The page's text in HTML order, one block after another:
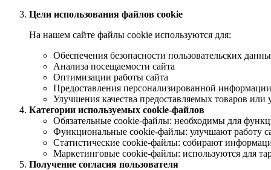
Цели использования файлов cookie
На нашем сайте файлы cookie используются для:
Обеспечения безопасности пользовательских
Анализа посещаемости сайта
Оптимизации работы сайта
Предоставления персонализированной информации
Улучшения качества предоставляемых товаров или
Категории используемых cookie-файлов
Обязательные cookie-файлы: необходимы для
Функциональные cookie-файлы: улучшают работу
Статистические cookie-файлы: собирают
Маркетинговые cookie-файлы: используются для
Получение согласия пользователя